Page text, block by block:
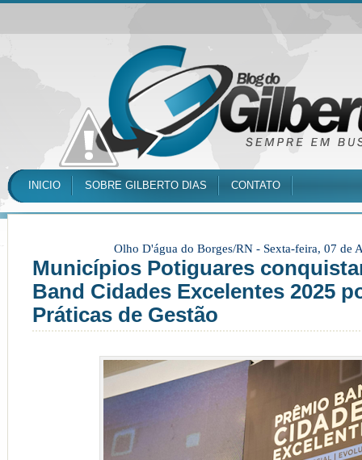
INICIO SOBRE GILBERTO DIAS CONTATO
Olho D'água do Borges/RN - Sexta-feira, 07 de
Municípios Potiguares
Band Cidades Excelentes 2025
Práticas de Gestão